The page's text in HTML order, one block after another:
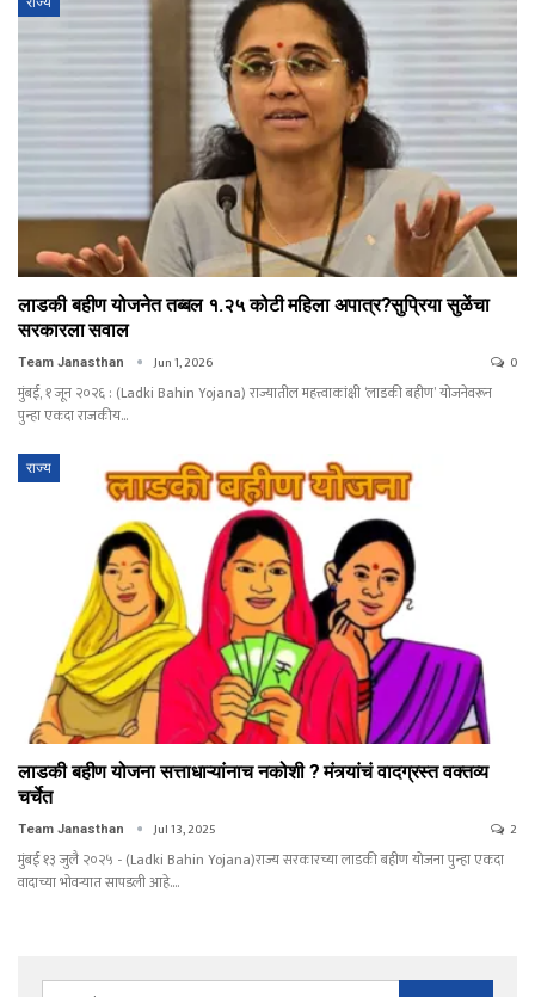
लाडकी बहीण योजनेत तब्बल १.२५ कोटी महिला अपात्र?सुप्रिया सुळेंचा
सरकारला सवाल
Team Janasthan Jun 1, 2026 0
मुंबई, १ जून २०२६ : (Ladki Bahin Yojana) राज्यातील महत्त्वाकांक्षी ‘लाडकी बहीण’ योजनेवरून
पुन्हा एकदा राजकीय…
राज्य
लाडकी बहीण योजना सत्ताधाऱ्यांनाच नकोशी ? मंत्र्यांचं वादग्रस्त वक्तव्य
चर्चेत
Team Janasthan Jul 13, 2025 2
मुंबई १३ जुलै २०२५ - (Ladki Bahin Yojana)राज्य सरकारच्या लाडकी बहीण योजना पुन्हा एकदा
वादाच्या भोवऱ्यात सापडली आहे.…